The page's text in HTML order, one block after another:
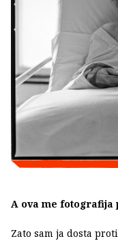
A ova me fotografija
Zato sam ja dosta